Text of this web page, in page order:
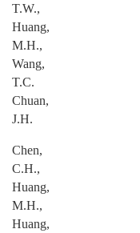
T.W.,
Huang,
M.H.,
Wang,
T.C.
Chuan,
J.H.
Chen,
C.H.,
Huang,
M.H.,
Huang,